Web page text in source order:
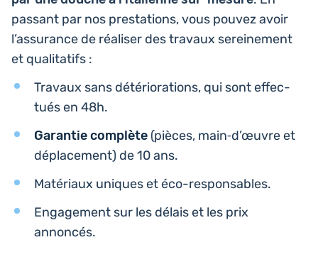
passant par nos pres­ta­tions, vous pouvez avoir
l’as­su­rance de réa­li­ser des travaux serei­ne­ment
et qualitatifs :
Travaux sans dété­rio­ra­tions, qui sont effec­
tués en 48h.
Garan­tie com­plète (pièces, main‑d’œuvre et
dépla­ce­ment) de 10 ans.
Maté­riaux uniques et éco-responsables.
Enga­ge­ment sur les délais et les prix
annoncés.